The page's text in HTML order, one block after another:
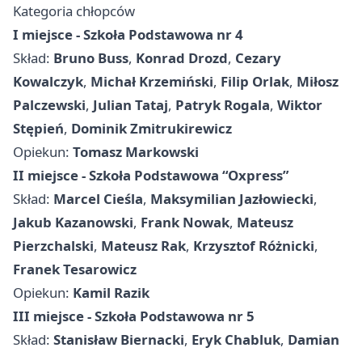
Kategoria chłopców
I miejsce - Szkoła Podstawowa nr 4
Skład: Bruno Buss, Konrad Drozd, Cezary
Kowalczyk, Michał Krzemiński, Filip Orlak, Miłosz
Palczewski, Julian Tataj, Patryk Rogala, Wiktor
Stępień, Dominik Zmitrukirewicz
Opiekun: Tomasz Markowski
II miejsce - Szkoła Podstawowa “Oxpress”
Skład: Marcel Cieśla, Maksymilian Jazłowiecki,
Jakub Kazanowski, Frank Nowak, Mateusz
Pierzchalski, Mateusz Rak, Krzysztof Różnicki,
Franek Tesarowicz
Opiekun: Kamil Razik
III miejsce - Szkoła Podstawowa nr 5
Skład: Stanisław Biernacki, Eryk Chabluk, Damian